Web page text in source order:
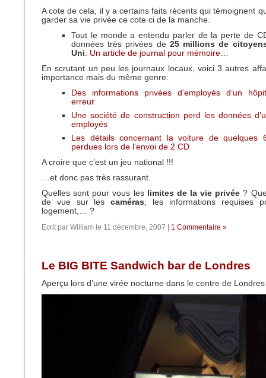
A cote de cela, il y a certains faits récents qui témoignent
garder sa vie privée ce cote ci de la manche.
Tout le monde a entendu parler de la perte de
données très privées de 25 millions de
Uni. Un article de journal pour mémoire…
En scrutant un peu les journaux locaux, voici 3 autres
importance mais du même genre:
Des informations privées d’employés d’un
erreur
Une société de construction perd les données
employés
Les détails concernant la voiture de quelques
perdues lors de l’envoi de 2 CD
A croire que c’est un jeu national !!!
…et donc pas très rassurant.
Quelles sont pour vous les
limites de la vie privée ?
de vue sur lescaméras, les informations requises
logement,… ?
Ecrit par William le 11 décembre, 2007 | 1 Commentaire »
Le BIG BITE Sandwich bar de Londres
Aperçu lors d’une virée nocturne dans le centre de